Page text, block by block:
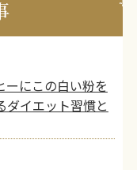
ーにこの白い粉を
ダイエット習慣と